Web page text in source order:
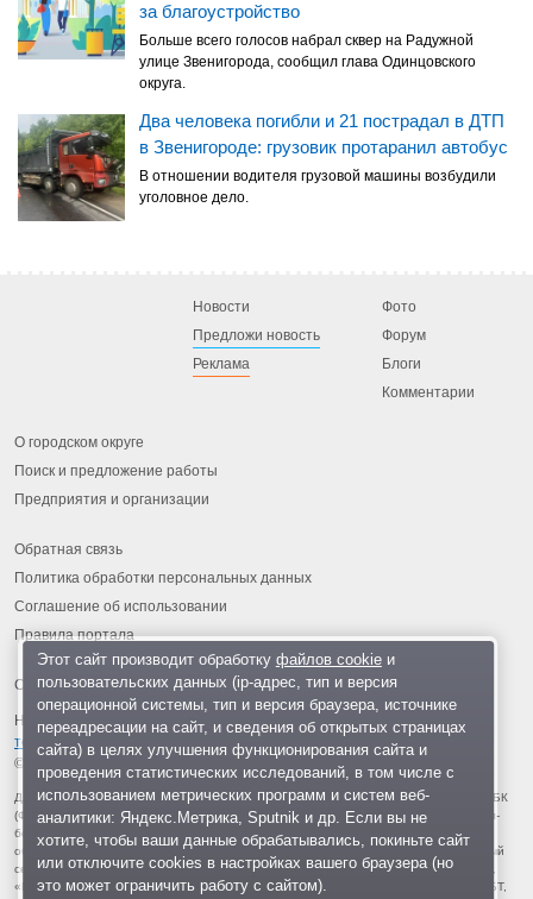
за благоустройство
Больше всего голосов набрал сквер на Радужной
улице Звенигорода, сообщил глава Одинцовского
округа.
Два человека погибли и 21 пострадал в ДТП
в Звенигороде: грузовик протаранил автобус
В отношении водителя грузовой машины возбудили
уголовное дело.
Новости
Предложи новость
Реклама
Фото
Форум
Блоги
Комментарии
О городском округе
Поиск и предложение работы
Предприятия и организации
Обратная связь
Политика обработки персональных данных
Соглашение об использовании
Правила портала
На информационном ресурсе применяются рекомендательные
технологии
© 2013-2026 «ОИНФО»,
сделано в Одинцово
Для читателей: В России признаны экстремистскими и запрещены организации ФБК
(Фонд борьбы с коррупцией, признан иноагентом), Штабы Навального, «Национал-
большевистская партия», «Свидетели Иеговы», «Армия воли народа», «Русский
общенациональный союз», «Движение против нелегальной иммиграции», «Правый
сектор», УНА-УНСО, УПА, «Тризуб им. Степана Бандеры», «Мизантропик дивижн»,
«Меджлис крымскотатарского народа», движение «Артподготовка», движение ЛГБТ,
Этот сайт производит обработку файлов cookieи
пользовательских данных (ip-адрес, тип и версия
операционной системы, тип и версия браузера, источнике
переадресации на сайт, и сведения об открытых страницах
сайта) в целях улучшения функционирования сайта и
проведения статистических исследований, в том числе с
использованием метрических программ и систем веб-
аналитики: Яндекс.Метрика, Sputnik и др. Если вы не
хотите, чтобы ваши данные обрабатывались, покиньте сайт
или отключите cookies в настройках вашего браузера (но
это может ограничить работу с сайтом).